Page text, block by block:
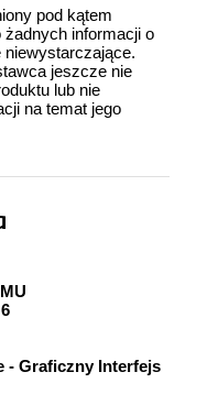
pod kątem
żadnych informacji o
niewystarczające.
jeszcze nie
lub nie
na temat jego
- Graficzny Interfejs